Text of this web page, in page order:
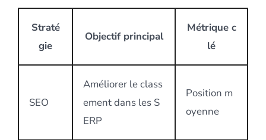
Straté
gie
Objectif principal
Métrique c
lé
SEO
Améliorer le class
ement dans les S
ERP
Position m
oyenne